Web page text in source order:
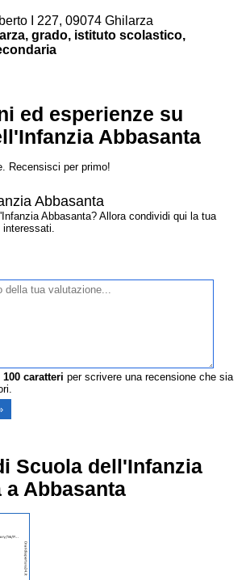
I 227, 09074 Ghilarza
grado, istituto scolastico,
ed esperienze su
Abbasanta
Recensisci per primo!
Abbasanta
Abbasanta? Allora condividi qui la tua
interessati.
100 caratteri per scrivere una recensione che sia
Scuola dell'Infanzia
a Abbasanta